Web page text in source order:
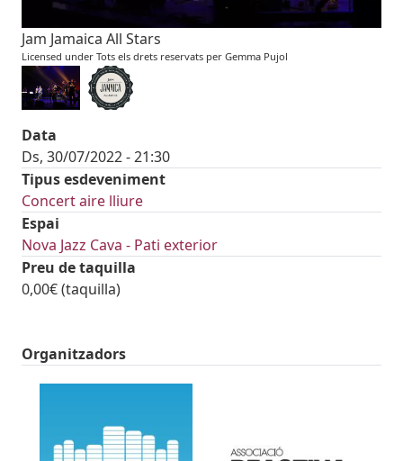
Jam Jamaica All Stars
Licensed under Tots els drets reservats per Gemma Pujol
Data
Ds, 30/07/2022 - 21:30
Tipus esdeveniment
Concert aire lliure
Espai
Nova Jazz Cava - Pati exterior
Preu de taquilla
0,00€ (taquilla)
Organitzadors